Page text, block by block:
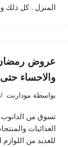
المنزل . كل ذلك
عروض رمضان
والاحساء حتى 14 مارس
بواسطة مودارنت
تسوق من
الغذائيات
للعديد من